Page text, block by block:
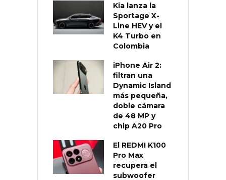
Kia lanza la
Sportage X-
Line HEV y el
K4 Turbo en
Colombia
iPhone Air 2:
filtran una
Dynamic Island
más pequeña,
doble cámara
de 48 MP y
chip A20 Pro
El REDMI K100
Pro Max
recupera el
subwoofer